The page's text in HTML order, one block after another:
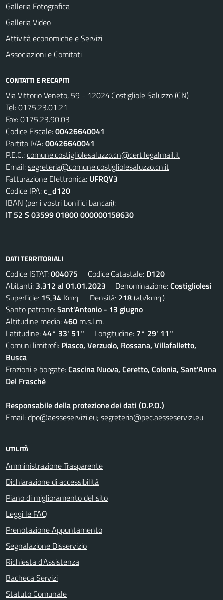
Galleria Fotografica
Galleria Video
Attività economiche e Servizi
Associazioni e Comitati
CONTATTI E RECAPITI
Via Vittorio Veneto, 59 - 12024 Costigliole Saluzzo (CN)
Tel:0175.23.01.21
Fax:0175.23.90.03
Codice Fiscale:00426640041
Partita IVA:00426640041
P.E.C.:comune.costigliolesaluzzo.cn@cert.legalmail.it
Email:segreteria@comune.costigliolesaluzzo.cn.it
Fatturazione Elettronica: UFRQV3
Codice IPA:c_d120
IBAN (per i vostri bonifici bancari):
IT 52 S 03599 01800 000000158630
DATI TERRITORIALI
Codice ISTAT:004075 Codice Catastale: D120
Abitanti: 3.312 al 01.01.2023 Denominazione:Costigliolesi
Superficie: 15,34 Kmq. Densità: 218(ab/kmq.)
Santo patrono:Sant'Antonio - 13 giugno
Altitudine media:460 m.s.l.m.
Latitudine:44° 33' 51'' Longitudine: 7° 29' 11''
Comuni limitrofi: Piasco, Verzuolo, Rossana, Villafalletto,
Busca
Frazioni e borgate:Cascina Nuova, Ceretto, Colonia, Sant'Anna
Del Fraschè
Responsabile della protezione dei dati (D.P.O.)
Email:dpo@aesseservizi.eu; segreteria@pec.aesseservizi.eu
UTILITÀ
Amministrazione Trasparente
Dichiarazione di accessibilità
Piano di miglioramento del sito
Leggi le FAQ
Prenotazione Appuntamento
Segnalazione Disservizio
Richiesta d'Assistenza
Bacheca Servizi
Statuto Comunale